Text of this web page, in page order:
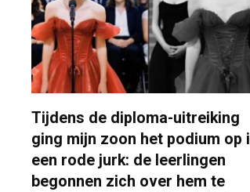
Tijdens de diploma-uitreiking
ging mijn zoon het podium op
een rode jurk: de leerlingen
begonnen zich over hem te